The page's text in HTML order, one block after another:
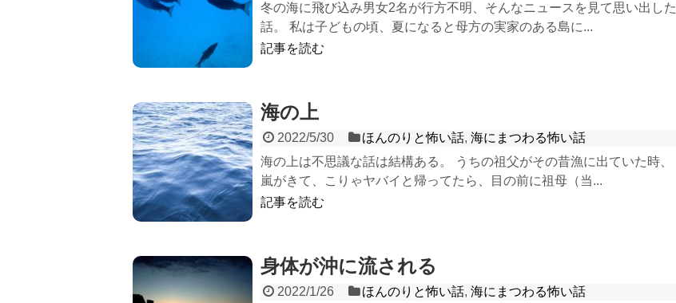
冬の海に飛び込み男女2名が行方不明、そんなニュースを見て思い出した
話。 私は子どもの頃、夏になると母方の実家のある島に...
記事を読む
海の上
2022/5/30 ほんのりと怖い話,海にまつわる怖い話
海の上は不思議な話は結構ある。 うちの祖父がその昔漁に出ていた時、
嵐がきて、こりゃヤバイと帰ってたら、目の前に祖母（当...
記事を読む
身体が沖に流される
2022/1/26 ほんのりと怖い話,海にまつわる怖い話